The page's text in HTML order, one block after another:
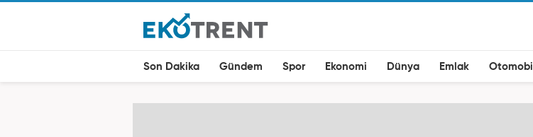
Son Dakika Gündem Spor Ekonomi Dünya Emlak Otomobil